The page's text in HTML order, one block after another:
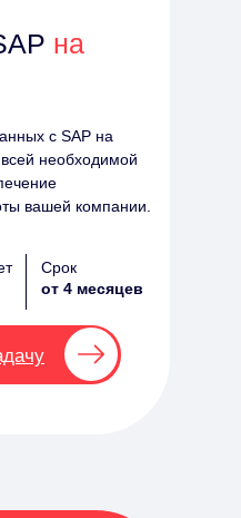
на
с SAP на
необходимой
вашей компании.
от 4 месяцев
Срок